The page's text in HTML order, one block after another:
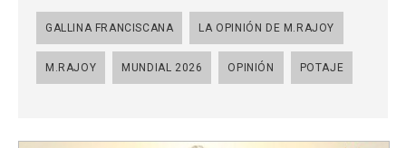
GALLINA FRANCISCANA LA OPINIÓN DE M.RAJOY
M.RAJOY MUNDIAL 2026 OPINIÓN POTAJE